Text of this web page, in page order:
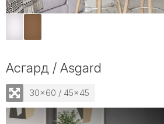
Асгард / Asgard
30x60 / 45x45